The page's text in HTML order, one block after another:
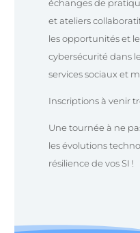
échanges de
et ateliers
les opportunités et
cybersécurité dans
services sociaux et
Inscriptions à venir
Une tournée à ne
les évolutions
résilience de vos SI !